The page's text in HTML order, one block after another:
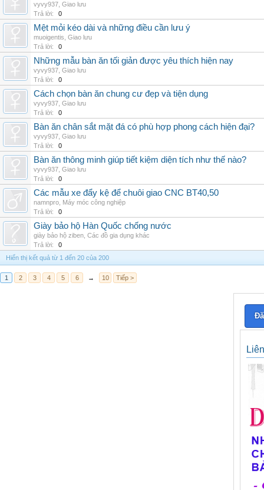
vyvy937 Giao lưu
Trả lời:
0
Mệt mỏi kéo dài và những điều cần lưu ý
muoigentis Giao lưu
Trả lời:
0
Những mẫu bàn ăn tối giản được yêu thích hiện nay
vyvy937 Giao lưu
Trả lời:
0
Cách chọn bàn ăn chung cư đẹp và tiện dụng
vyvy937 Giao lưu
Trả lời:
0
Bàn ăn chân sắt mặt đá có phù hợp phong cách hiện đại?
vyvy937 Giao lưu
Trả lời:
0
Bàn ăn thông minh giúp tiết kiệm diện tích như thế nào?
vyvy937 Giao lưu
Trả lời:
0
Các mẫu xe đẩy kệ để chuôi giao CNC BT40,50
namnpro Máy móc công nghiệp
Trả lời:
0
Giày bảo hộ Hàn Quốc chống nước
giày bảo hộ ziben Các đồ gia dụng khác
Trả lời:
0
Hiển thị kết quả từ 1 đến 20 của 200
1 2 3 4 5 6 → 10 Tiếp >